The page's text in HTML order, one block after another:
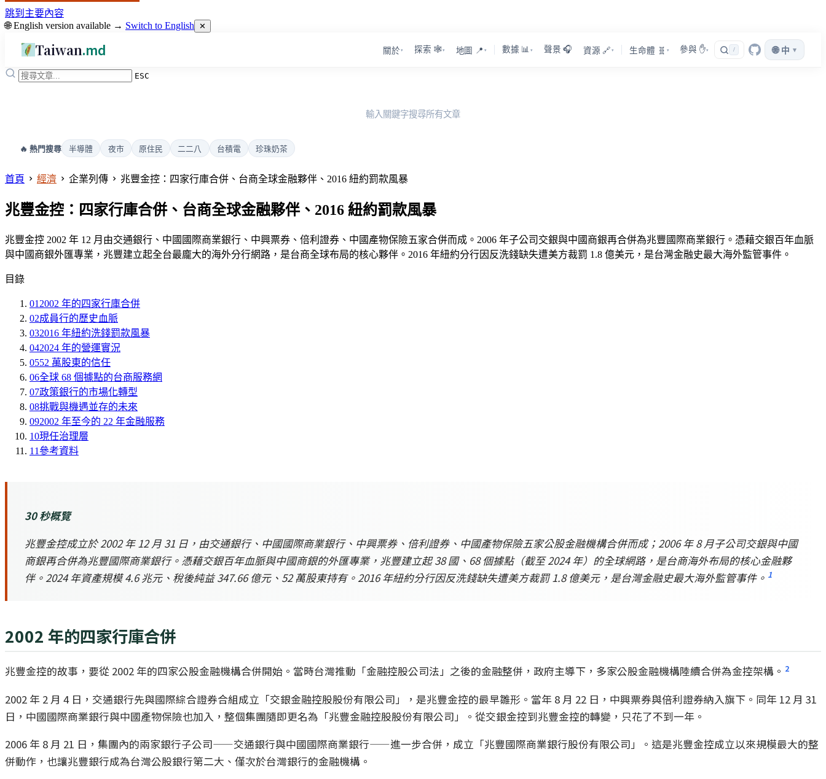
跳到主要內容
🌐 English version available → Switch to English ✕
Taiwan.md 關於 ▾ 探索 🕸️▾ 地圖 📍 ▾ 數據 📊 ▾ 聲景 🎧 資源 🔗 ▾ 生命體 🧬 ▾ 參與 ✋▾ / 🌐 中 ▾
ESC
輸入關鍵字搜尋所有文章
🔥 熱門搜尋 半導體 夜市 原住民 二二八 台積電 珍珠奶茶
首頁 經濟 企業列傳 兆豐金控：四家行庫合併、台商全球金融夥伴、2016 紐約罰款風暴
兆豐金控：四家行庫合併、台商全球金融夥伴、2016 紐約罰款風暴
兆豐金控 2002 年 12 月由交通銀行、中國國際商業銀行、中興票券、倍利證券、中國產物保險五家合併而成。2006 年子公司交銀與中國商銀再合併為兆豐國際商業銀行。憑藉交銀百年血脈
與中國商銀外匯專業，兆豐建立起全台最龐大的海外分行網路，是台商全球布局的核心夥伴。2016 年紐約分行因反洗錢缺失遭美方裁罰 1.8 億美元，是台灣金融史最大海外監管事件。
目錄
01 2002 年的四家行庫合併
02成員行的歷史血脈
032016 年紐約洗錢罰款風暴
042024 年的營運實況
0552 萬股東的信任
06全球 68 個據點的台商服務網
07政策銀行的市場化轉型
08挑戰與機遇並存的未來
092002 年至今的 22 年金融服務
10現任治理層
11參考資料
30 秒概覽
兆豐金控成立於 2002 年 12 月 31 日，由交通銀行、中國國際商業銀行、中興票券、倍利證券、中國產物保險五家公股金融機構合併而成；2006 年 8 月子公司交銀與中國
商銀再合併為兆豐國際商業銀行。憑藉交銀百年血脈與中國商銀的外匯專業，兆豐建立起 38 國、68 個據點（截至 2024 年）的全球網路，是台商海外布局的核心金融夥
伴。2024 年資產規模 4.6 兆元、稅後純益 347.66 億元、52 萬股東持有。2016 年紐約分行因反洗錢缺失遭美方裁罰 1.8 億美元，是台灣金融史最大海外監管事件。 1
2002 年的四家行庫合併
兆豐金控的故事，要從 2002 年的四家公股金融機構合併開始。當時台灣推動「金融控股公司法」之後的金融整併，政府主導下，多家公股金融機構陸續合併為金控架構。 2
2002 年 2 月 4 日，交通銀行先與國際綜合證券合組成立「交銀金融控股股份有限公司」，是兆豐金控的最早雛形。當年 8 月 22 日，中興票券與倍利證券納入旗下。同年 12 月 31
日，中國國際商業銀行與中國產物保險也加入，整個集團隨即更名為「兆豐金融控股股份有限公司」。從交銀金控到兆豐金控的轉變，只花了不到一年。
2006 年 8 月 21 日，集團內的兩家銀行子公司——交通銀行與中國國際商業銀行——進一步合併，成立「兆豐國際商業銀行股份有限公司」。這是兆豐金控成立以來規模最大的整
併動作，也讓兆豐銀行成為台灣公股銀行第二大、僅次於台灣銀行的金融機構。